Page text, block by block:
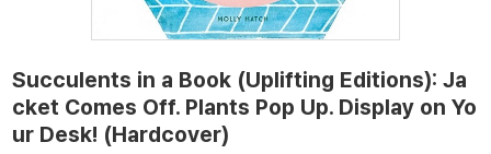
Succulents in a Book (Uplifting Editions): Ja
cket Comes Off. Plants Pop Up. Display on Yo
ur Desk! (Hardcover)